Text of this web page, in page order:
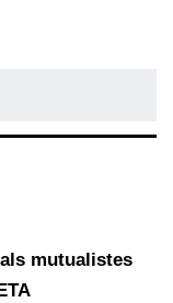
mutualistes